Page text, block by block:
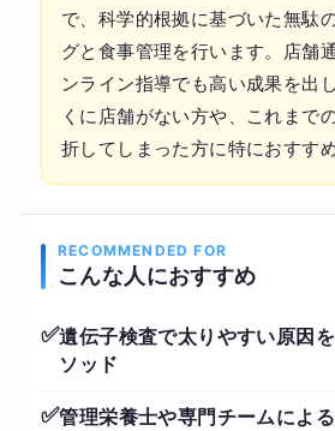
で、科学的根拠に基づいた無駄
グと食事管理を行います。店舗
ンライン指導でも高い成果を出
くに店舗がない方や、これまで
折してしまった方に特におすすめ
RECOMMENDED FOR
こんな人におすすめ
✅遺伝子検査で太りやすい原因
ソッド
✅管理栄養士や専門チームによ